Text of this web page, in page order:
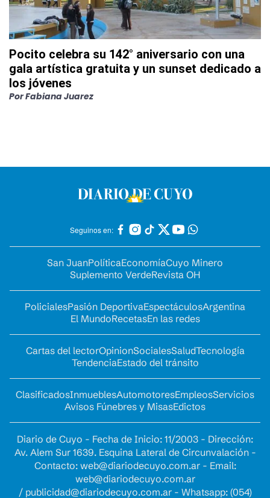
Pocito celebra su 142° aniversario con una
gala artística gratuita y un sunset dedicado a
los jóvenes
PorFabiana Juarez
Seguinos en:
San JuanPolíticaEconomíaCuyo Minero
Suplemento VerdeRevista OH
PolicialesPasión DeportivaEspectáculosArgentina
El MundoRecetasEn las redes
Cartas del lectorOpinionSocialesSaludTecnología
TendenciaEstado del tránsito
ClasificadosInmueblesAutomotoresEmpleosServicios
Avisos Fúnebres y MisasEdictos
Diario de Cuyo - Fecha de Inicio: 11/2003 - Dirección:
Av. Alem Sur 1639. Esquina Lateral de Circunvalación -
Contacto: web@diariodecuyo.com.ar- Email:
web@diariodecuyo.com.ar
/ publicidad@diariodecuyo.com.ar- Whatsapp: (054)